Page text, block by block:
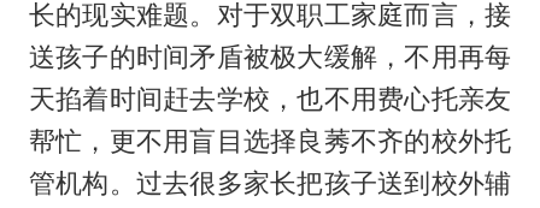
长的现实难题。对于双职工家庭而言，接
送孩子的时间矛盾被极大缓解，不用再每
天掐着时间赶去学校，也不用费心托亲友
帮忙，更不用盲目选择良莠不齐的校外托
管机构。过去很多家长把孩子送到校外辅